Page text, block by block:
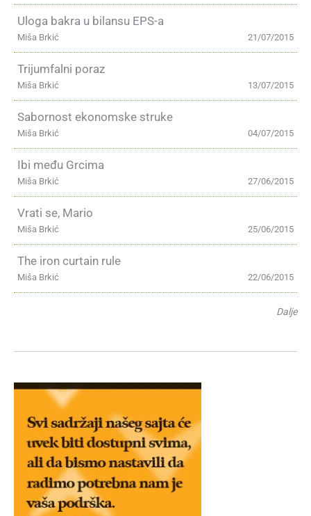
Uloga bakra u bilansu EPS-a
21/07/2015
Miša Brkić
Trijumfalni poraz
13/07/2015
Miša Brkić
Sabornost ekonomske struke
04/07/2015
Miša Brkić
Ibi među Grcima
27/06/2015
Miša Brkić
Vrati se, Mario
25/06/2015
Miša Brkić
The iron curtain rule
22/06/2015
Miša Brkić
Dalje